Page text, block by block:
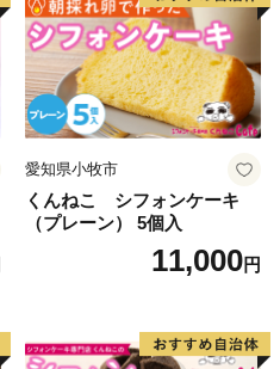
ルケーキ
愛知県小牧市
くんねこ シフォンケーキ
（プレーン） 5個入
11,000円